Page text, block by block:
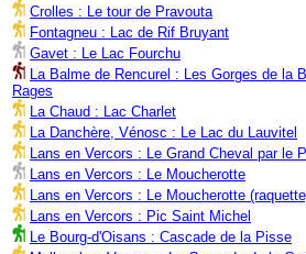
Crolles : Le tour de Pravouta
Fontagneu : Lac de Rif Bruyant
Gavet : Le Lac Fourchu
La Balme de Rencurel : Les Gorges de la
Rages
La Chaud : Lac Charlet
La Danchère, Vénosc : Le Lac du Lauvitel
Lans en Vercors : Le Grand Cheval par le
Lans en Vercors : Le Moucherotte
Lans en Vercors : Le Moucherotte
Lans en Vercors : Pic Saint Michel
Le Bourg-d'Oisans : Cascade de la Pisse